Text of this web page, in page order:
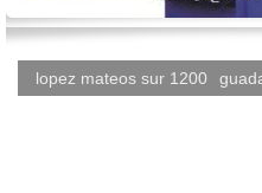
lopez mateos sur 1200